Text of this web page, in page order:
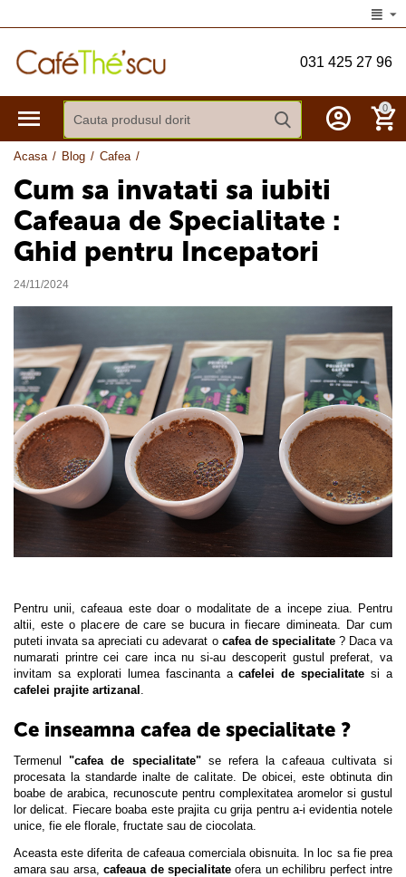
031 425 27 96
0
Acasa / Blog / Cafea /
Cum sa invatati sa iubiti
Cafeaua de Specialitate :
Ghid pentru Incepatori
24/11/2024
Pentru unii, cafeaua este doar o modalitate de a incepe ziua. Pentru
altii, este o placere de care se bucura in fiecare dimineata. Dar cum
puteti invata sa apreciati cu adevarat o cafea de specialitate? Daca va
numarati printre cei care inca nu si-au descoperit gustul preferat, va
invitam sa explorati lumea fascinanta acafelei de specialitatesi a
cafelei prajite artizanal .
Ce inseamna cafea de specialitate ?
Termenul"cafea de specialitate"se refera la cafeaua cultivata si
procesata la standarde inalte de calitate. De obicei, este obtinuta din
boabe de arabica, recunoscute pentru complexitatea aromelor si gustul
lor delicat. Fiecare boaba este prajita cu grija pentru a-i evidentia notele
unice, fie ele florale, fructate sau de ciocolata.
Aceasta este diferita de cafeaua comerciala obisnuita. In loc sa fie prea
amara sau arsa,cafeaua de specialitate ofera un echilibru perfect intre